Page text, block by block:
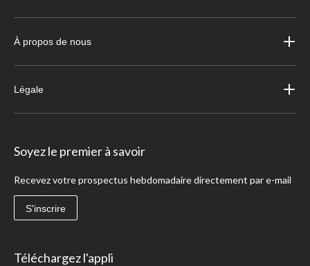
À propos de nous
Légale
Soyez le premier à savoir
Recevez votre prospectus hebdomadaire directement par e-mail
S'inscrire
Téléchargez l'appli